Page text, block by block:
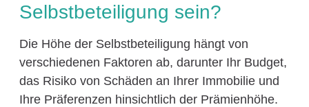
Selbstbeteiligung sein?
Die Höhe der Selbstbeteiligung hängt von
verschiedenen Faktoren ab, darunter Ihr Budget,
das Risiko von Schäden an Ihrer Immobilie und
Ihre Präferenzen hinsichtlich der Prämienhöhe.